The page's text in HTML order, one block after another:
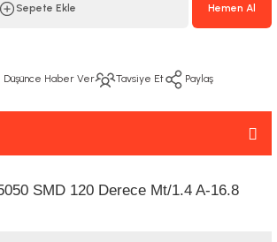
Sepete Ekle Hemen Al
Düşünce Haber Ver Tavsiye Et Paylaş
SMD 120 Derece Mt/1.4 A-16.8